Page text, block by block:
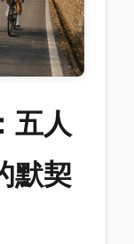
五人
默契